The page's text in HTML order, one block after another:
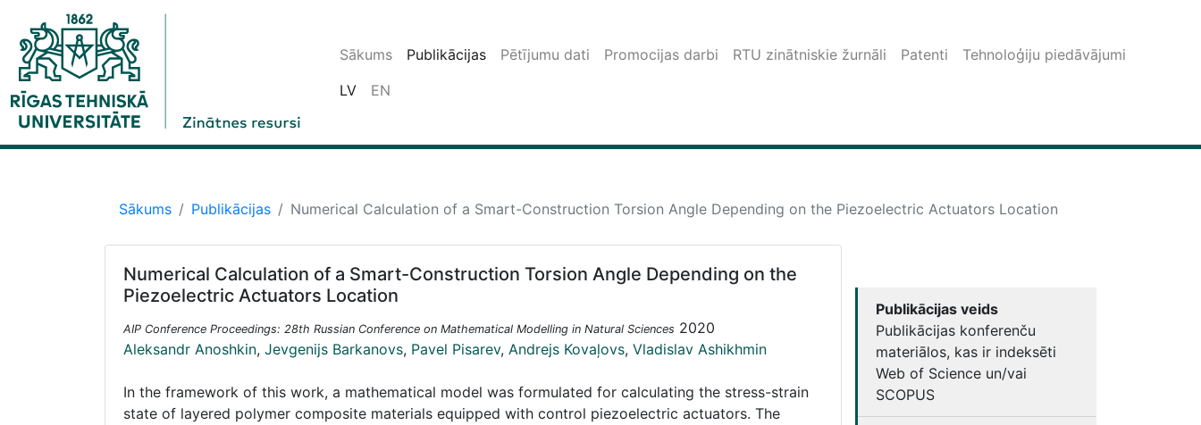
Sākums Publikācijas Pētījumu dati Promocijas darbi RTU zinātniskie žurnāli Patenti
Tehnoloģiju piedāvājumi
LV
EN
Sākums Publikācijas Numerical Calculation of a Smart-Construction Torsion Angle Depending on the Piezoelectric Actuators Location
Numerical Calculation of a Smart-Construction Torsion Angle Depending on the
Piezoelectric Actuators Location
AIP Conference Proceedings: 28th Russian Conference on Mathematical Modelling in Natural Sciences 2020
Aleksandr Anoshkin, Jevgenijs Barkanovs, Pavel Pisarev, Andrejs Kovaļovs, Vladislav Ashikhmin
In the framework of this work, a mathematical model was formulated for calculating the stress-strain
state of layered polymer composite materials equipped with control piezoelectric actuators. The
Publikācijas veids
Publikācijas konferenču
materiālos, kas ir indeksēti
Web of Science un/vai
SCOPUS